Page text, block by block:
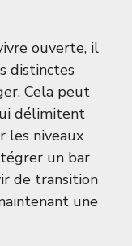
ouverte, il
distinctes
Cela peut
délimitent
les niveaux
un bar
de transition
une